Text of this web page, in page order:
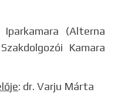
(Alterna
Kamara
: dr. Varju Márta